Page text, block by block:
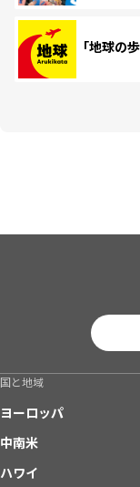
「地球の
国と地域
ヨーロッパ
中南米
ハワイ